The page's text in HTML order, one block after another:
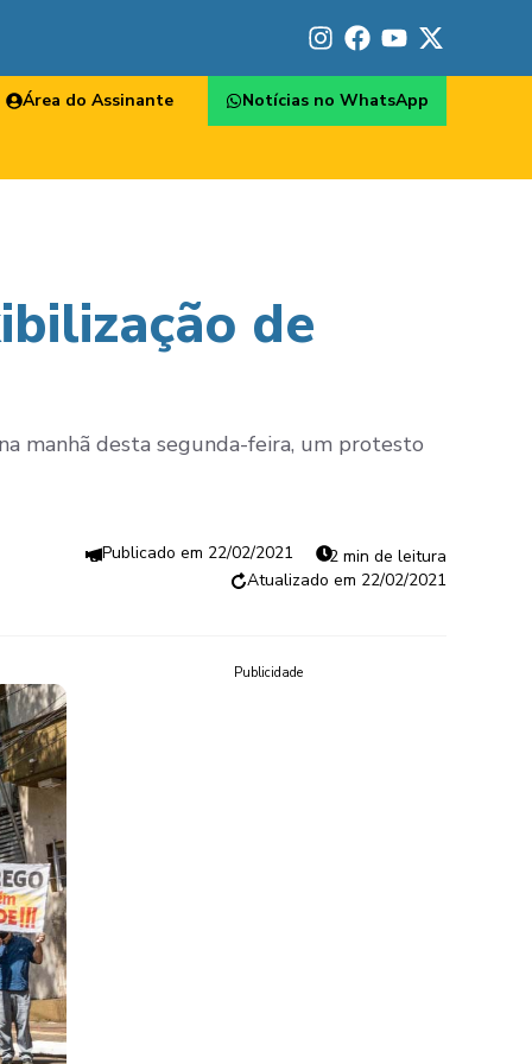
Área do Assinante Notícias no WhatsApp
de
manhã desta segunda-feira, um protesto
22/02/2021
2 min de leitura
22/02/2021
Publicidade